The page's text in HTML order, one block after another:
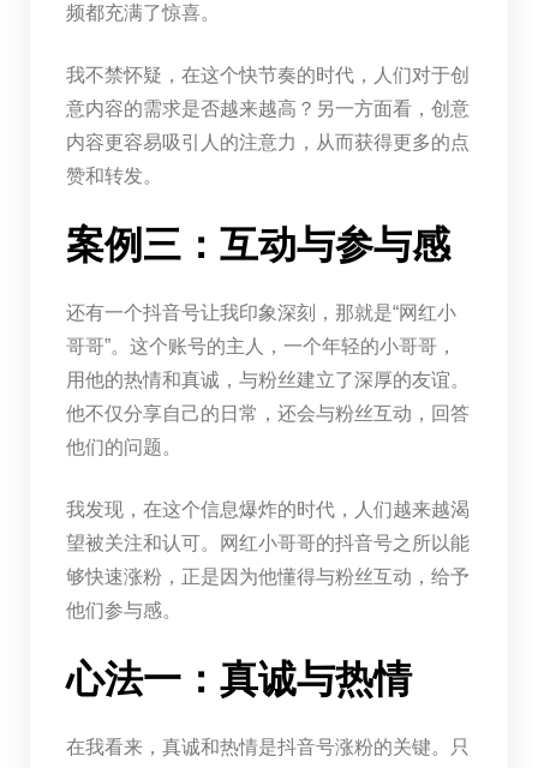
频都充满了惊喜。
我不禁怀疑，在这个快节奏的时代，人们对于创
意内容的需求是否越来越高？另一方面看，创意
内容更容易吸引人的注意力，从而获得更多的点
赞和转发。
案例三：互动与参与感
还有一个抖音号让我印象深刻，那就是“网红小
哥哥”。这个账号的主人，一个年轻的小哥哥，
用他的热情和真诚，与粉丝建立了深厚的友谊。
他不仅分享自己的日常，还会与粉丝互动，回答
他们的问题。
我发现，在这个信息爆炸的时代，人们越来越渴
望被关注和认可。网红小哥哥的抖音号之所以能
够快速涨粉，正是因为他懂得与粉丝互动，给予
他们参与感。
心法一：真诚与热情
在我看来，真诚和热情是抖音号涨粉的关键。只